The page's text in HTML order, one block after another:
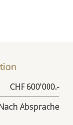
CHF 600'000.-
Absprache